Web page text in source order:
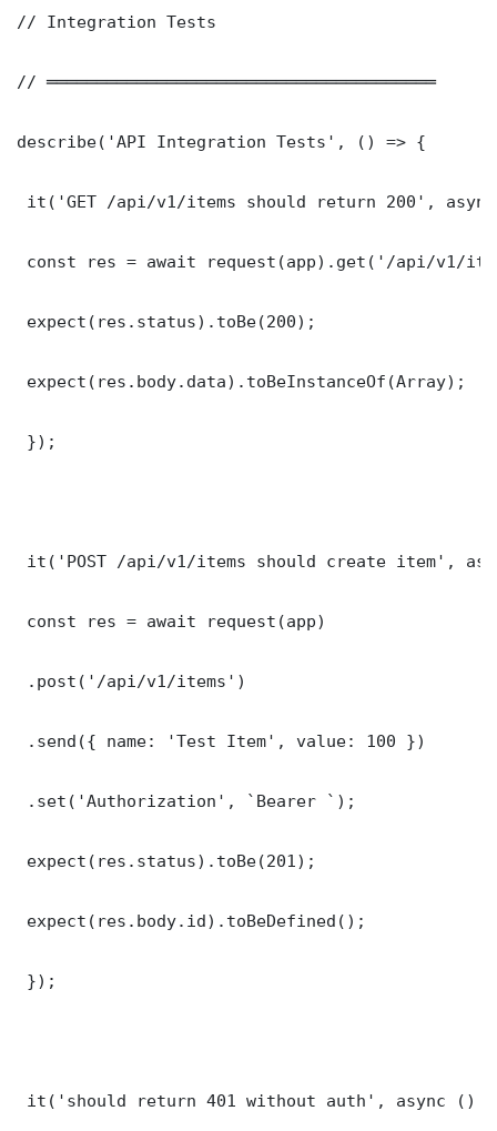
// Integration Tests
// ═══════════════════════════════════════
describe('API Integration Tests', () => {
it('GET /api/v1/items should return 200',
const res = await request(app).get('/api/v1/
expect(res.status).toBe(200);
expect(res.body.data).toBeInstanceOf(Array);
});
it('POST /api/v1/items should create item',
const res = await request(app)
.post('/api/v1/items')
.send({ name: 'Test Item', value: 100 })
.set('Authorization', `Bearer `);
expect(res.status).toBe(201);
expect(res.body.id).toBeDefined();
});
it('should return 401 without auth', async ()